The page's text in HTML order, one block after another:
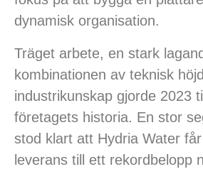
dynamisk organisation.
Träget arbete, en stark
kombinationen av teknisk
industrikunskap gjorde 2023
företagets historia. En stor
stod klart att Hydria Water
leverans till ett rekordbelopp